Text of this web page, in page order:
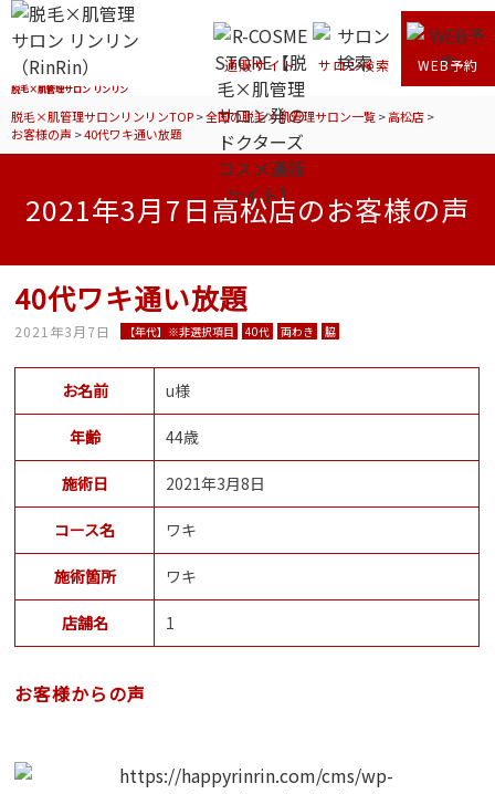
脱毛×肌管理サロン リンリン
通販サイト サロン検索 WEB予約
脱毛×肌管理サロンリンリンTOP>全国の脱毛×肌管理サロン一覧>高松店>
お客様の声 >40代ワキ通い放題
2021年3月7日高松店のお客様の声
40代ワキ通い放題
2021年3月7日 【年代】※非選択項目 40代 両わき 脇
お名前 u様
年齢 44歳
施術日 2021年3月8日
コース名 ワキ
施術箇所 ワキ
店舗名 1
お客様からの声